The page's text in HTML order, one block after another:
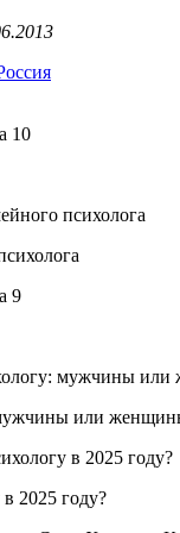
или
2025 году?